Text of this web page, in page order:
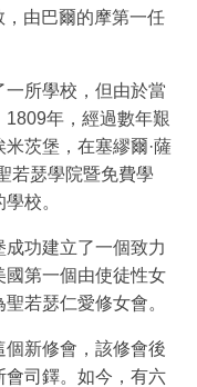
由巴爾的摩第一任
所學校，但由於當
年，經過數年艱
茨堡，在塞繆爾·薩
若瑟學院暨免費學
校。
功建立了一個致力
國第一個由使徒性女
若瑟仁愛修女會。
新修會，該修會後
會司鐸。如今，有六